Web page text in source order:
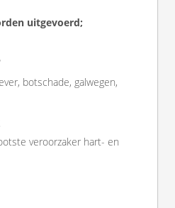
uitgevoerd;
botschade, galwegen,
veroorzaker hart- en